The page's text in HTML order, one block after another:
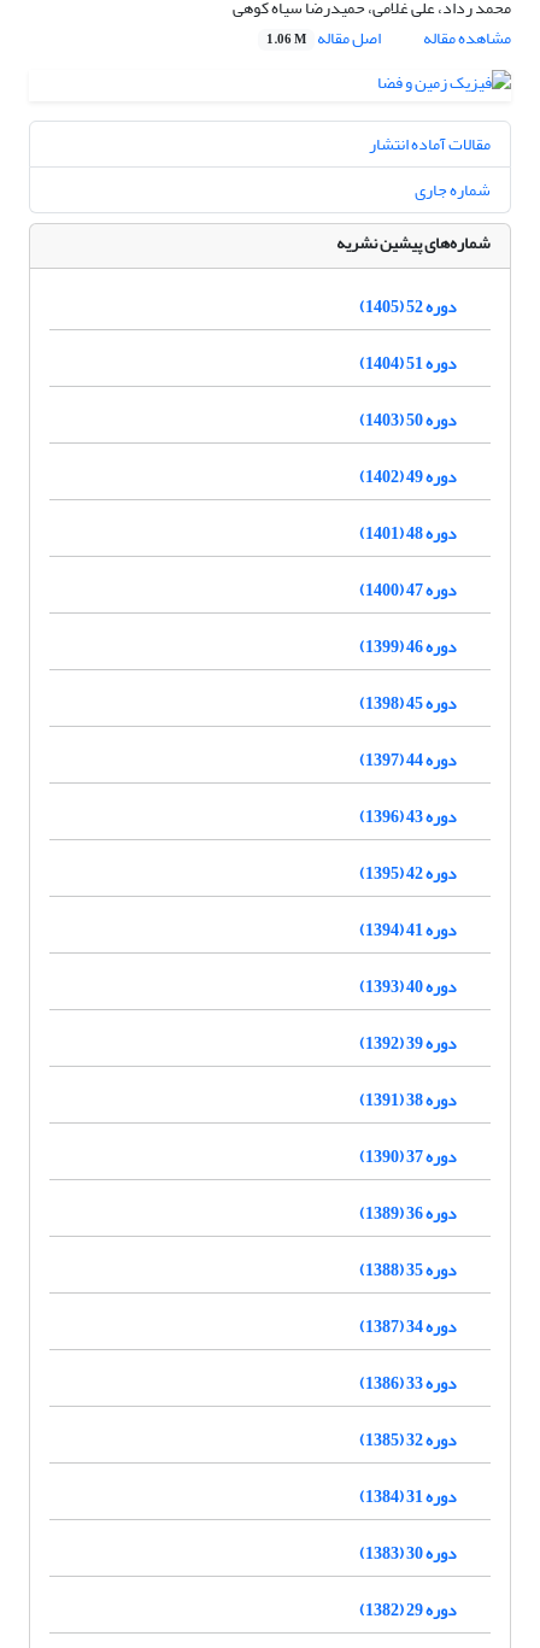
محمد رداد، علی غلامی، حمیدرضا سیاه کوهی
مشاهده مقاله
اصل مقاله 1.06 M
مقالات آماده انتشار
شماره جاری
شماره‌های پیشین نشریه
دوره 52 (1405)
دوره 51 (1404)
دوره 50 (1403)
دوره 49 (1402)
دوره 48 (1401)
دوره 47 (1400)
دوره 46 (1399)
دوره 45 (1398)
دوره 44 (1397)
دوره 43 (1396)
دوره 42 (1395)
دوره 41 (1394)
دوره 40 (1393)
دوره 39 (1392)
دوره 38 (1391)
دوره 37 (1390)
دوره 36 (1389)
دوره 35 (1388)
دوره 34 (1387)
دوره 33 (1386)
دوره 32 (1385)
دوره 31 (1384)
دوره 30 (1383)
دوره 29 (1382)